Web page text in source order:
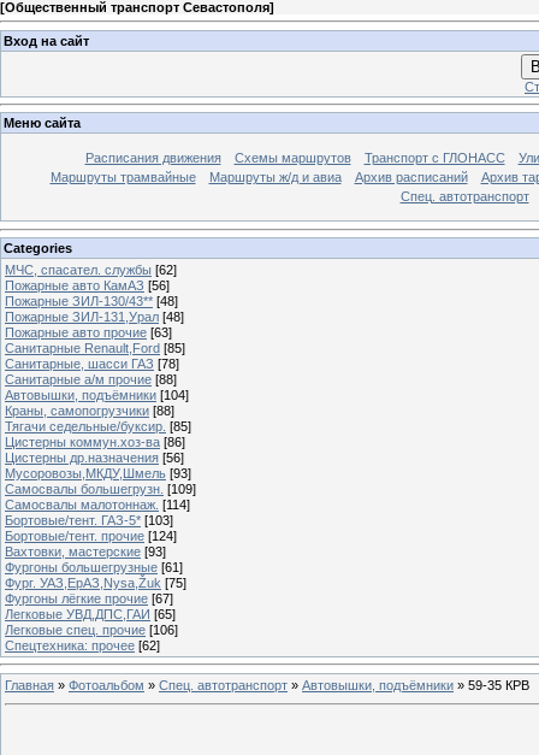
[Общественный транспорт Севастополя]
Вход на сайт
Меню сайта
Расписания движения Схемы маршрутов Транспорт с ГЛОНАСС
Маршруты трамвайные
Маршруты ж/д и авиа Архив расписаний
Архив
Спец. автотранспорт
Categories
МЧС, спасател. службы [62]
Пожарные авто КамАЗ [56]
Пожарные ЗИЛ-130/43** [48]
Пожарные ЗИЛ-131,Урал [48]
Пожарные авто прочие [63]
Санитарные Renault,Ford [85]
Санитарные, шасси ГАЗ [78]
Санитарные а/м прочие [88]
Автовышки, подъёмники [104]
Краны, самопогрузчики [88]
Тягачи седельные/буксир. [85]
Цистерны коммун.хоз-ва [86]
Цистерны др.назначения [56]
Мусоровозы,МКДУ,Шмель [93]
Самосвалы большегрузн. [109]
Самосвалы малотоннаж. [114]
Бортовые/тент. ГАЗ-5* [103]
Бортовые/тент. прочие [124]
Вахтовки, мастерские [93]
Фургоны большегрузные [61]
Фург. УАЗ,ЕрАЗ,Nysa,Žuk [75]
Фургоны лёгкие прочие [67]
Легковые УВД,ДПС,ГАИ [65]
Легковые спец. прочие [106]
Спецтехника: прочее [62]
Главная » Фотоальбом » Спец. автотранспорт » Автовышки, подъёмники » 59-35 КРВ